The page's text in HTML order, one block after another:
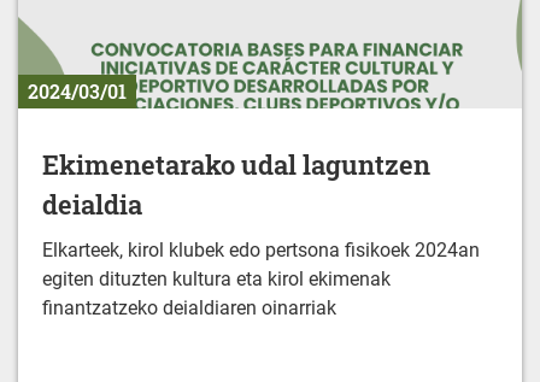
2024/03/01
Ekimenetarako udal laguntzen
deialdia
Elkarteek, kirol klubek edo pertsona fisikoek 2024an
egiten dituzten kultura eta kirol ekimenak
finantzatzeko deialdiaren oinarriak